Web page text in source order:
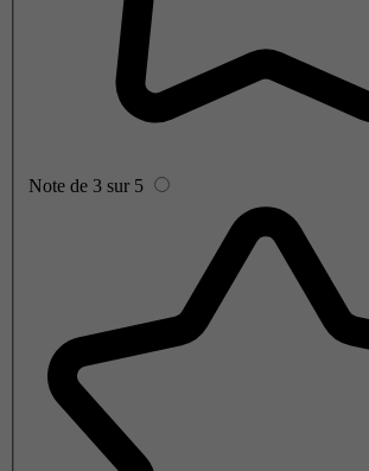
Note de 3 sur 5